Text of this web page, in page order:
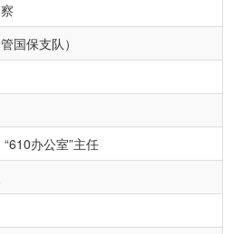
国保支队）
办公室”主任